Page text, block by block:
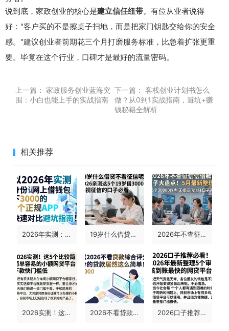
说到底，家政创业的核心是建立信任纽带。有位从业者说得
好："客户买的不是擦桌子扫地，而是把家门钥匙交给你的安全
感。"建议创业者前期花三个月打磨服务标准，比急着扩张更重
要。毕竟在这个行业，口碑才是最好的流量密码。
上一篇： 家政服务创业蓝海突
围：小白也能上手的实战指南
下一篇： 客栈创业计划书怎么
做？从0到1实战指南，避坑+赚
钱秘籍全解析
相关推荐
2026年实测：身份证网上借钱包下3000的5个正规APP，快速对比避坑指南！ 19岁什么借贷不看征信呢？2026亲测这5个19岁借3000无视征信的口子必看 2026年不查征信借款口子大盘点！5月最新整理，这5个30000以内无视征信借钱口子速看
2026实测！这5个比较简单容易的小额网贷平台，下款快门槛低 2026不看贷款综合评分的贷款居然这么简单！这5个平台借钱5000综合评分门槛超低 2026口子推荐必看！2026年最新整理5个审核到账最快的网贷平台